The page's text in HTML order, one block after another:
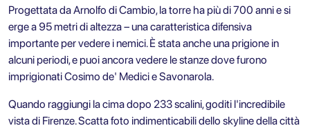
Progettata da Arnolfo di Cambio, la torre ha più di 700 anni e si
erge a 95 metri di altezza – una caratteristica difensiva
importante per vedere i nemici. È stata anche una prigione in
alcuni periodi, e puoi ancora vedere le stanze dove furono
imprigionati Cosimo de' Medici e Savonarola.
Quando raggiungi la cima dopo 233 scalini, goditi l'incredibile
vista di Firenze. Scatta foto indimenticabili dello skyline della città